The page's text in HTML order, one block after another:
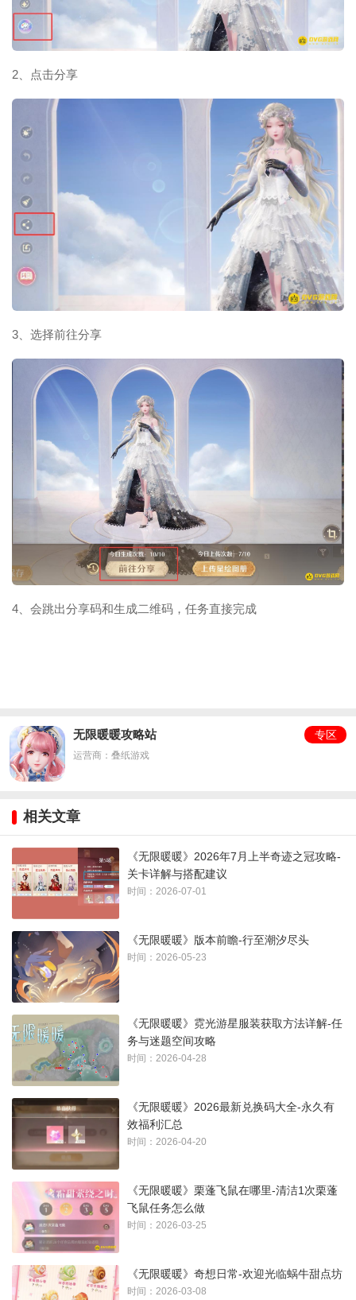
2、点击分享
3、选择前往分享
4、会跳出分享码和生成二维码，任务直接完成
无限暖暖攻略站
运营商：叠纸游戏
专区
相关文章
《无限暖暖》2026年7月上半奇迹之冠攻略-
关卡详解与搭配建议
时间：2026-07-01
《无限暖暖》版本前瞻-行至潮汐尽头
时间：2026-05-23
《无限暖暖》霓光游星服装获取方法详解-任
务与迷题空间攻略
时间：2026-04-28
《无限暖暖》2026最新兑换码大全-永久有
效福利汇总
时间：2026-04-20
《无限暖暖》栗蓬飞鼠在哪里-清洁1次栗蓬
飞鼠任务怎么做
时间：2026-03-25
《无限暖暖》奇想日常-欢迎光临蜗牛甜点坊
时间：2026-03-08